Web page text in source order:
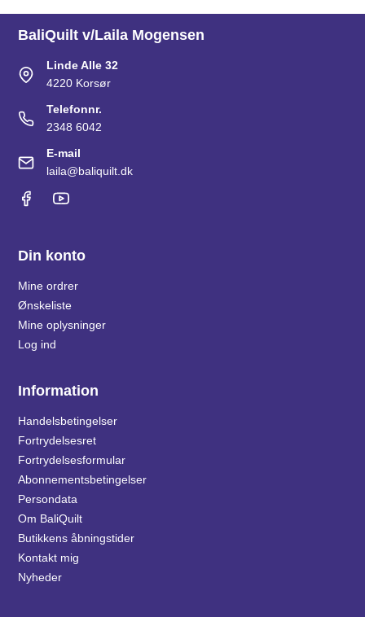
BaliQuilt v/Laila Mogensen
Linde Alle 32
4220 Korsør
Telefonnr.
2348 6042
E-mail
laila@baliquilt.dk
Din konto
Mine ordrer
Ønskeliste
Mine oplysninger
Log ind
Information
Handelsbetingelser
Fortrydelsesret
Fortrydelsesformular
Abonnementsbetingelser
Persondata
Om BaliQuilt
Butikkens åbningstider
Kontakt mig
Nyheder